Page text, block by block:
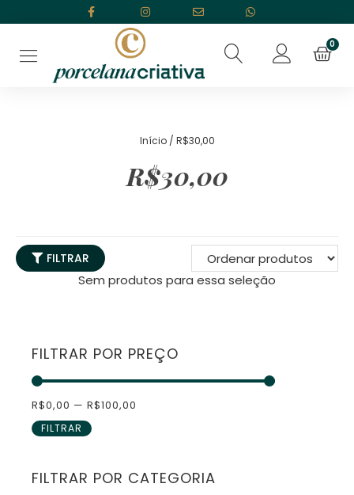
Início/ R$30,00
R$30,00
FILTRAR POR PREÇO
R$0,00 — R$100,00
FILTRAR
FILTRAR POR CATEGORIA
FILTRAR
Sem produtos para essa seleção